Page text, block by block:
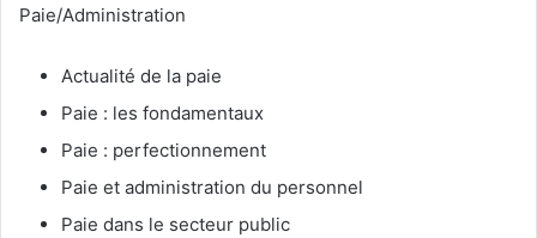
Paie/Administration
Actualité de la paie
Paie : les fondamentaux
Paie : perfectionnement
Paie et administration du personnel
Paie dans le secteur public